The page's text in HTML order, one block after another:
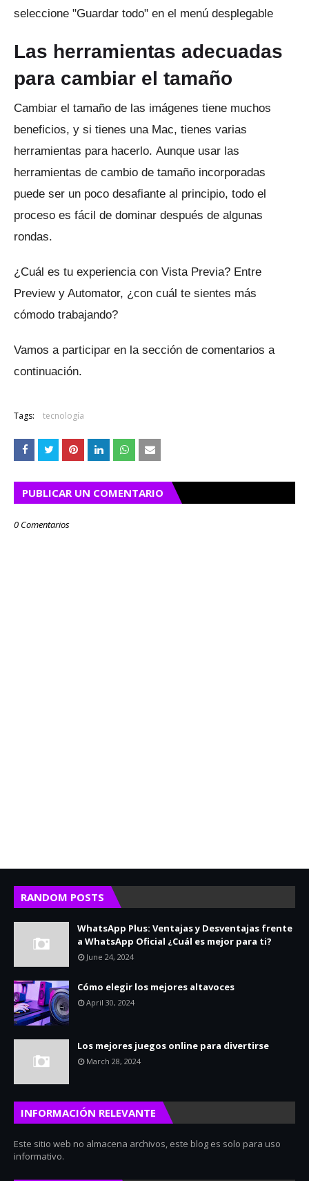
seleccione "Guardar todo" en el menú desplegable
Las herramientas adecuadas
para cambiar el tamaño
Cambiar el tamaño de las imágenes tiene muchos
beneficios, y si tienes una Mac, tienes varias
herramientas para hacerlo. Aunque usar las
herramientas de cambio de tamaño incorporadas
puede ser un poco desafiante al principio, todo el
proceso es fácil de dominar después de algunas
rondas.
¿Cuál es tu experiencia con Vista Previa? Entre
Preview y Automator, ¿con cuál te sientes más
cómodo trabajando?
Vamos a participar en la sección de comentarios a
continuación.
Tags: tecnología
PUBLICAR UN COMENTARIO
0 Comentarios
RANDOM POSTS
WhatsApp Plus: Ventajas y Desventajas frente
a WhatsApp Oficial ¿Cuál es mejor para ti?
June 24, 2024
Cómo elegir los mejores altavoces
April 30, 2024
Los mejores juegos online para divertirse
March 28, 2024
INFORMACIÓN RELEVANTE
Este sitio web no almacena archivos, este blog es solo para uso
informativo.